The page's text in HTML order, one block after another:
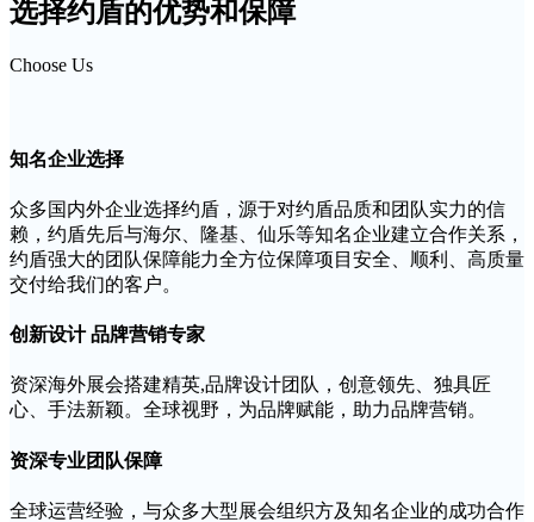
选择约盾的优势和保障
Choose Us
知名企业选择
众多国内外企业选择约盾，源于对约盾品质和团队实力的信
赖，约盾先后与海尔、隆基、仙乐等知名企业建立合作关系，
约盾强大的团队保障能力全方位保障项目安全、顺利、高质量
交付给我们的客户。
创新设计 品牌营销专家
资深海外展会搭建精英,品牌设计团队，创意领先、独具匠
心、手法新颖。全球视野，为品牌赋能，助力品牌营销。
资深专业团队保障
全球运营经验，与众多大型展会组织方及知名企业的成功合作